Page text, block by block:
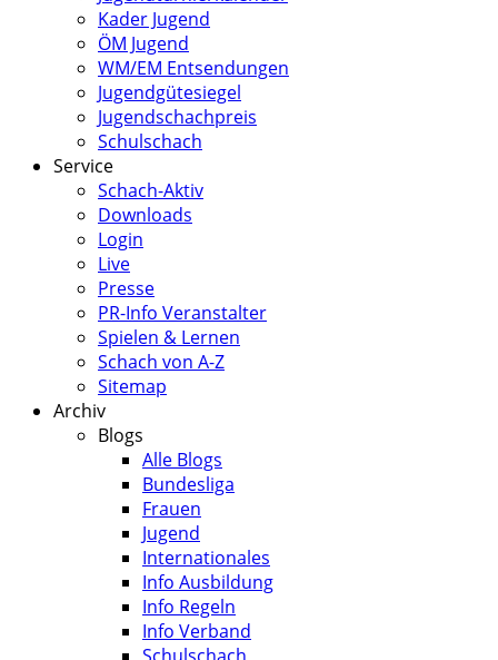
Kader Jugend
ÖM Jugend
WM/EM Entsendungen
Jugendgütesiegel
Jugendschachpreis
Schulschach
Service
Schach-Aktiv
Downloads
Login
Live
Presse
PR-Info Veranstalter
Spielen & Lernen
Schach von A-Z
Sitemap
Archiv
Blogs
Alle Blogs
Bundesliga
Frauen
Jugend
Internationales
Info Ausbildung
Info Regeln
Info Verband